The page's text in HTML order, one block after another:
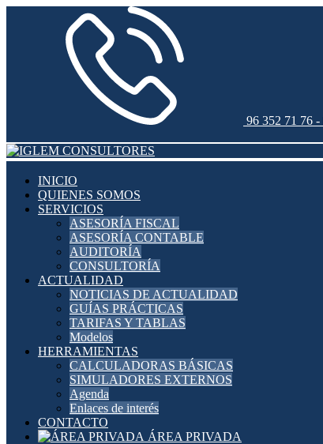
96 352 71 76 -
INICIO
QUIENES SOMOS
SERVICIOS
ASESORÍA FISCAL
ASESORÍA CONTABLE
AUDITORÍA
CONSULTORÍA
ACTUALIDAD
NOTICIAS DE ACTUALIDAD
GUÍAS PRÁCTICAS
TARIFAS Y TABLAS
Modelos
HERRAMIENTAS
CALCULADORAS BÁSICAS
SIMULADORES EXTERNOS
Agenda
Enlaces de interés
CONTACTO
ÁREA PRIVADA